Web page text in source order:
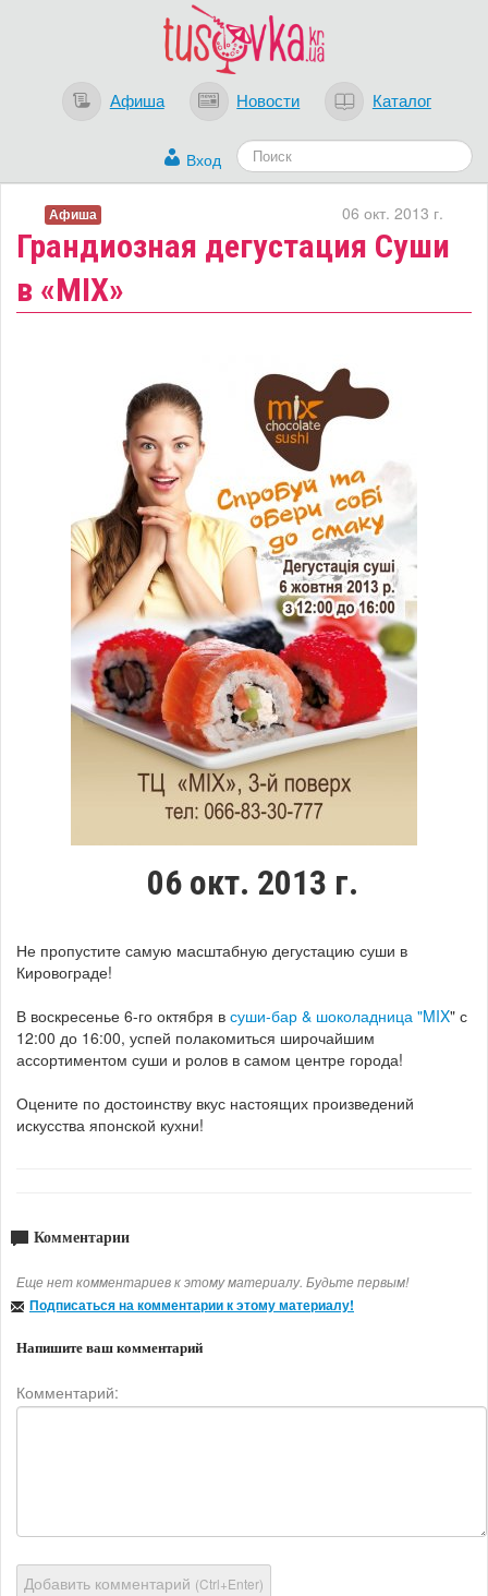
Афиша Новости Каталог
Вход
Грандиозная дегустация Суши
в «MIX»
06 окт. 2013 г.
Афиша
06 окт. 2013 г.
Не пропустите самую масштабную дегустацию суши в
Кировограде!
В воскресенье 6-го октября в суши-бар & шоколадница "MIX" с
12:00 до 16:00, успей полакомиться широчайшим
ассортиментом суши и ролов в самом центре города!
Оцените по достоинству вкус настоящих произведений
искусства японской кухни!
Комментарии
Еще нет комментариев к этому материалу. Будьте первым!
Подписаться на комментарии к этому материалу!
Напишите ваш комментарий
Комментарий:
Добавить комментарий (Ctrl+Enter)